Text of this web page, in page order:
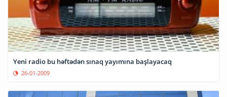
Yeni radio bu həftədən sınaq yayımına başlayacaq
26-01-2009